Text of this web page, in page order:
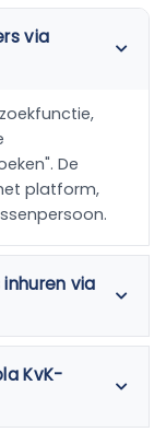
via
De
platform,
via
KvK-